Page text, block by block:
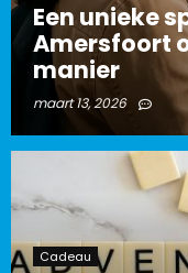
Een unieke
Amersfoort
manier
maart 13, 2026
Cadeau